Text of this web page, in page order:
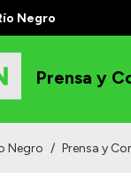
Negro
Prensa y
Negro / Prensa y